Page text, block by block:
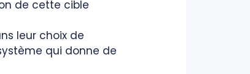
de cette cible
leur choix de
qui donne de